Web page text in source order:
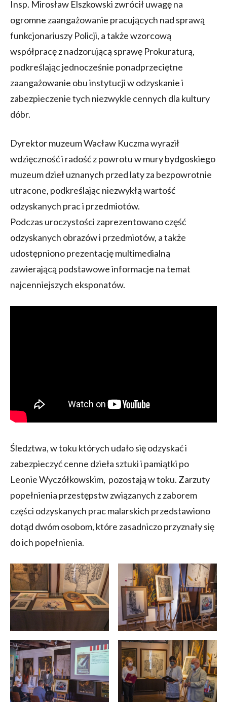
Insp. Mirosław Elszkowski zwrócił uwagę na
ogromne zaangażowanie pracujących nad sprawą
funkcjonariuszy Policji, a także wzorcową
współpracę z nadzorującą sprawę Prokuraturą,
podkreślając jednocześnie ponadprzeciętne
zaangażowanie obu instytucji w odzyskanie i
zabezpieczenie tych niezwykle cennych dla kultury
dóbr.
Dyrektor muzeum Wacław Kuczma wyraził
wdzięczność i radość z powrotu w mury bydgoskiego
muzeum dzieł uznanych przed laty za bezpowrotnie
utracone, podkreślając niezwykłą wartość
odzyskanych prac i przedmiotów.
Podczas uroczystości zaprezentowano część
odzyskanych obrazów i przedmiotów, a także
udostępniono prezentację multimedialną
zawierającą podstawowe informacje na temat
najcenniejszych eksponatów.
Śledztwa, w toku których udało się odzyskać i
zabezpieczyć cenne dzieła sztuki i pamiątki po
Leonie Wyczółkowskim, pozostają w toku. Zarzuty
popełnienia przestępstw związanych z zaborem
części odzyskanych prac malarskich przedstawiono
dotąd dwóm osobom, które zasadniczo przyznały się
do ich popełnienia.